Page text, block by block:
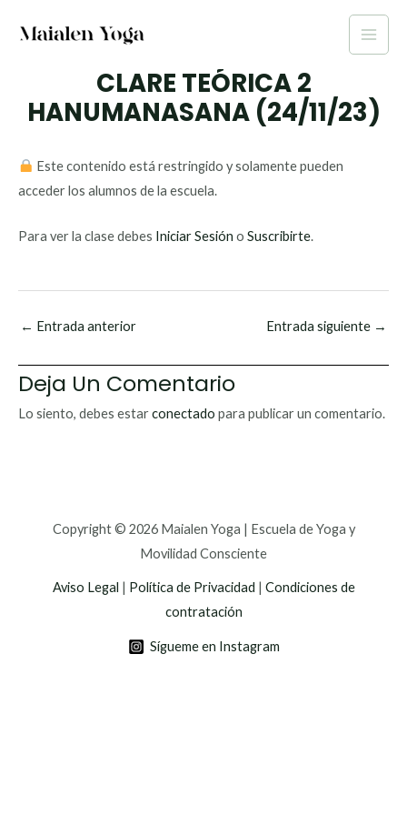
Main
CLARE TEÓRICA 2
HANUMANASANA (24/11/23)
Este contenido está restringido y solamente pueden
acceder los alumnos de la escuela.
Para ver la clase debes Iniciar Sesión o Suscribirte.
← Entrada anterior Entrada siguiente →
Deja Un Comentario
Lo siento, debes estarconectado para publicar un comentario.
Copyright © 2026 Maialen Yoga | Escuela de Yoga y
Movilidad Consciente
Aviso Legal | Política de Privacidad | Condiciones de
contratación
Sígueme en Instagram